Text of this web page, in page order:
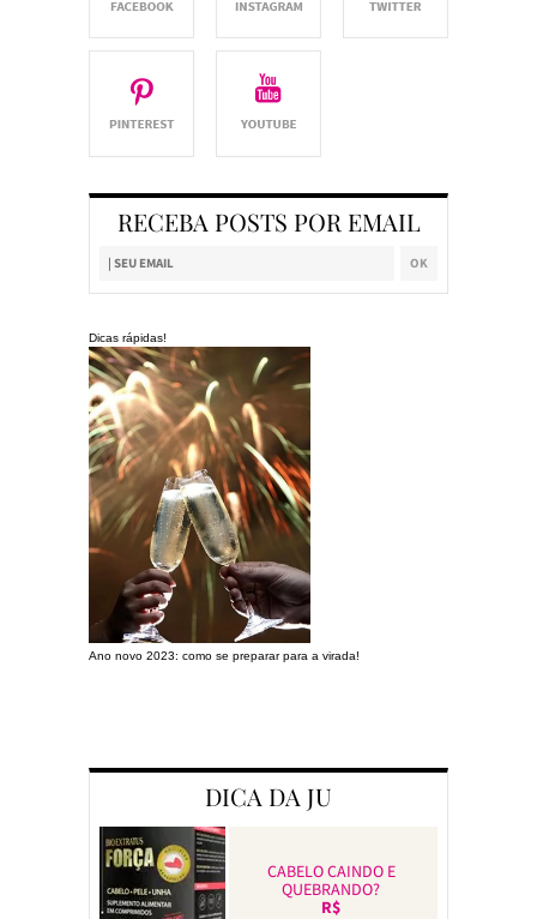
RECEBA POSTS POR EMAIL
Dicas rápidas!
Ano novo 2023: como se preparar para a virada!
DICA DA JU
CABELO CAINDO E
QUEBRANDO?
R$